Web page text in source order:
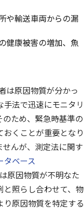
や輸送車両からの漏
健康被害の増加、魚
は原因物質が分かっ
法で迅速にモニタリ
ため、緊急時基準の
くことが重要となり
んが、測定法に関す
タベース
原因物質が不明なた
照らし合わせて、物
原因物質を特定する